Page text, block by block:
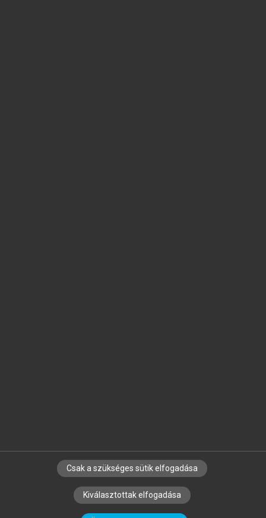
SZERZŐKNEK CÉGEKNEK KÖNYVTÁROSOKNAK
SZERKESZTÉSI ÉS LEKTORÁLÁSI ALAPELVEK
Csak a szükséges sütik elfogadása
Kiválasztottak elfogadása